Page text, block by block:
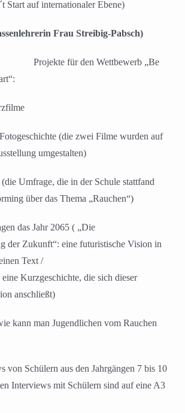
Start auf internationaler Ebene)
Frau Streibig-Pabsch)
Projekte für den Wettbewerb „Be
(die zwei Filme wurden auf
umgestalten)
die in der Schule stattfand
über das Thema „Rauchen“)
Jahr 2065 ( „Die
der Zukunft“: eine futuristische Vision in
Text /
eine Kurzgeschichte, die sich dieser
anschließt)
man Jugendlichen vom Rauchen
Schülern aus den Jahrgängen 7 bis 10
Interviews mit Schülern sind auf eine A3